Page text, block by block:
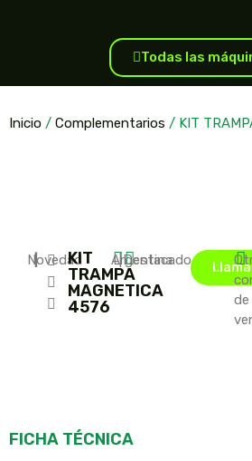
Todas las
Inicio / Complementarios / KIT
Novedad
||
KIT
TRAMPA
MAGNETICA
4576
Argentina
|Destacado
de
FICHA TÉCNICA